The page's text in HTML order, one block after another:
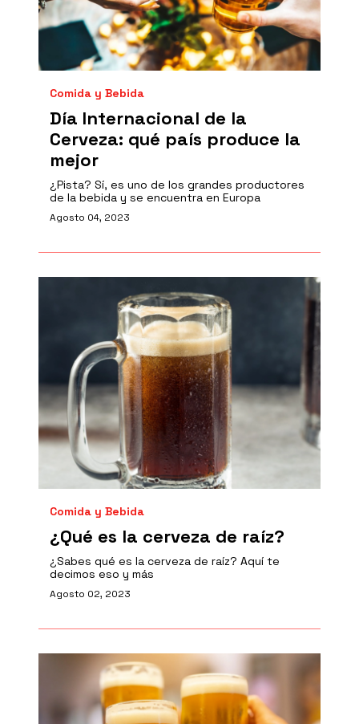
Comida y Bebida
Día Internacional de la
Cerveza: qué país produce la
mejor
¿Pista? Sí, es uno de los grandes productores
de la bebida y se encuentra en Europa
Agosto 04, 2023
Comida y Bebida
¿Qué es la cerveza de raíz?
¿Sabes qué es la cerveza de raíz? Aquí te
decimos eso y más
Agosto 02, 2023